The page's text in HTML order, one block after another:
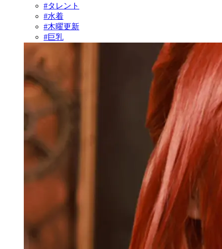
#タレント
#水着
#木曜更新
#巨乳